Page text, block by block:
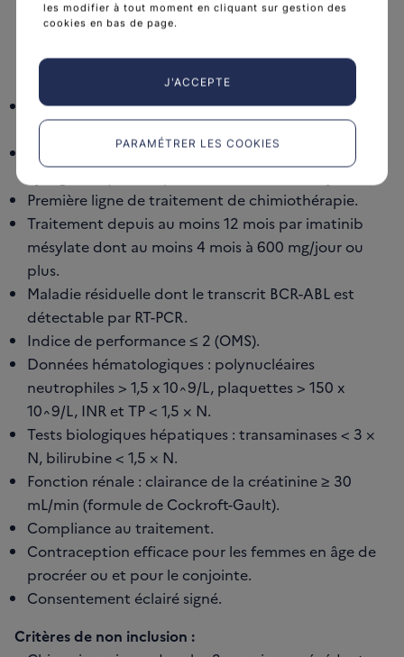
blastes médullaires), < 30% de blastes plus
promyélocytes dans le sang et dans la moelle, <
20% de basophiles dans le sang, ≥ 100 x 10^9/L de
Absence d'atteinte extra-médullaire, à l'exception
d'une hépatosplénomégalie.
Leucémie myéloïde chronique en rémission
Première ligne de traitement de chimiothérapie.
Traitement depuis au moins 12 mois par imatinib
mésylate dont au moins 4 mois à 600 mg/jour ou
plus.
Maladie résiduelle dont le transcrit BCR-ABL est
détectable par RT-PCR.
Indice de performance ≤ 2 (OMS).
Données hématologiques : polynucléaires
neutrophiles > 1,5 x 10^9/L, plaquettes > 150 x
10^9/L, INR et TP < 1,5 × N.
Tests biologiques hépatiques : transaminases < 3 ×
N, bilirubine < 1,5 × N.
Fonction rénale : clairance de la créatinine ≥ 30
mL/min (formule de Cockroft-Gault).
Compliance au traitement.
Contraception efficace pour les femmes en âge de
procréer ou et pour le conjointe.
Consentement éclairé signé.
Critères de non inclusion :
les modifier à tout moment en cliquant sur gestion des
cookies en bas de page.
J'ACCEPTE
PARAMÉTRER LES COOKIES